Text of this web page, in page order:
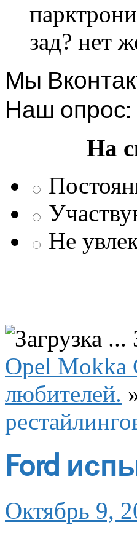
зад? нет
Мы
Наш опрос:
На
Не
Opel Mokka
любителей.
Ford
Октябрь 9,